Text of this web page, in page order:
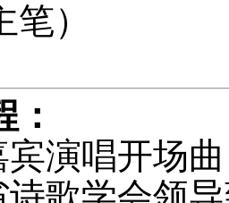
）
宾演唱开场